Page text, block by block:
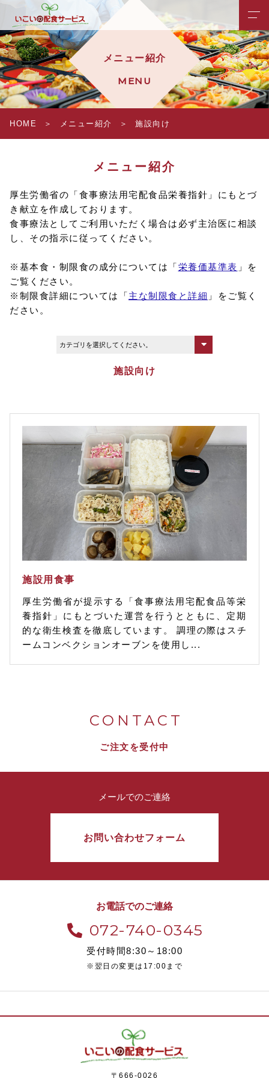
メニュー紹介
MENU
HOME メニュー紹介 施設向け
メニュー紹介
厚生労働省の「食事療法用宅配食品栄養指針」にもとづ
き献立を作成しております。
食事療法としてご利用いただく場合は必ず主治医に相談
し、その指示に従ってください。
※基本食・制限食の成分については「栄養価基準表 」を
ご覧ください。
※制限食詳細については「主な制限食と詳細 」をご覧く
ださい。
施設向け
施設用食事
厚生労働省が提示する「食事療法用宅配食品等栄
養指針」にもとづいた運営を行うとともに、定期
的な衛生検査を徹底しています。 調理の際はスチ
ームコンベクションオーブンを使用し...
CONTACT
ご注文を受付中
メールでのご連絡
お問い合わせフォーム
お電話でのご連絡
072-740-0345
受付時間8:30～18:00
※翌日の変更は17:00まで
〒666-0026